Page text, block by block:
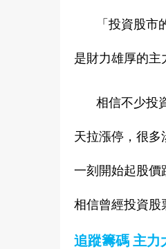
「投資股
是財力雄厚的主
相信不少投
天拉漲停，很多
一刻開始起股價
相信曾經投資股
追蹤籌碼 主力